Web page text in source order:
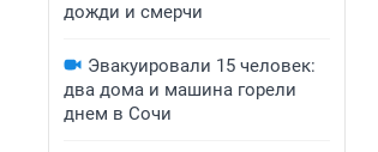
дожди и смерчи
Эвакуировали 15 человек:
два дома и машина горели
днем в Сочи